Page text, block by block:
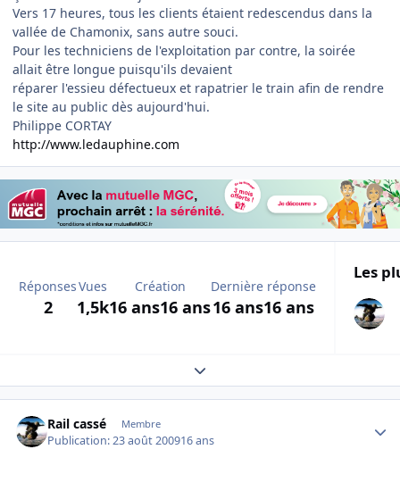
Vers 17 heures, tous les clients étaient redescendus dans la
vallée de Chamonix, sans autre souci.
Pour les techniciens de l'exploitation par contre, la soirée
allait être longue puisqu'ils devaient
réparer l'essieu défectueux et rapatrier le train afin de rendre
le site au public dès aujourd'hui.
Philippe CORTAY
http://www.ledauphine.com
Réponses
2
Vues
1,5k
Création
16 ans16 ans
Dernière réponse
16 ans16 ans
Les
Expand topic overview
Rail cassé Membre
Publication:23 août 200916 ans